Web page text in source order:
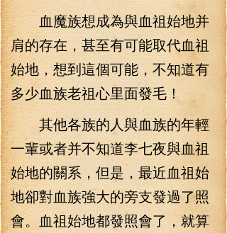
血魔族想成為與血祖始地并
肩的存在，甚至有可能取代血祖
始地，想到這個可能，不知道有
多少血族老祖心里面發毛！
其他各族的人與血族的年輕
一輩或者并不知道李七夜與血祖
始地的關系，但是，最近血祖始
地卻對血族強大的旁支發過了照
會。血祖始地都發照會了，就算